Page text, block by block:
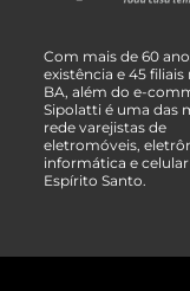
Com mais de 60
existência e 45 filiais
BA, além do e-
Sipolatti é uma das
rede varejistas de
eletromóveis,
informática e
Espírito Santo.